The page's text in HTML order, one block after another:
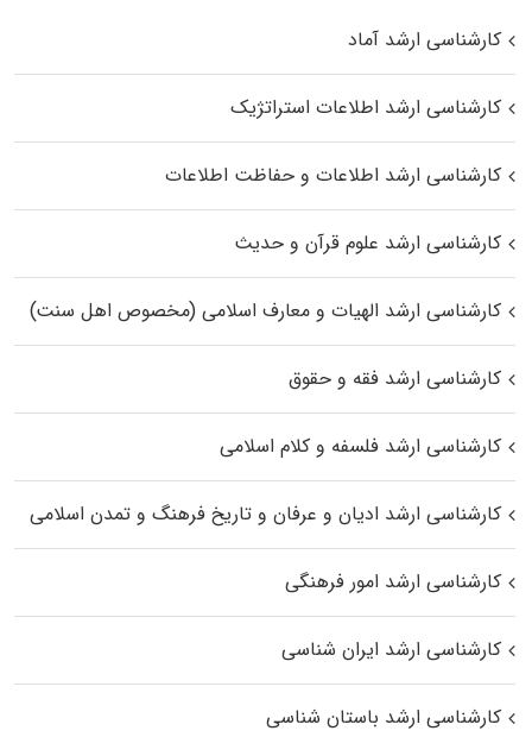
کارشناسی ارشد آماد
کارشناسی ارشد اطلاعات استراتژیک
کارشناسی ارشد اطلاعات و حفاظت اطلاعات
کارشناسی ارشد علوم قرآن و حدیث
کارشناسی ارشد الهیات و معارف اسلامی (مخصوص اهل سنت)
کارشناسی ارشد فقه و حقوق
کارشناسی ارشد فلسفه و کلام اسلامی
کارشناسی ارشد ادیان و عرفان و تاریخ فرهنگ و تمدن اسلامی
کارشناسی ارشد امور فرهنگی
کارشناسی ارشد ایران شناسی
کارشناسی ارشد باستان شناسی